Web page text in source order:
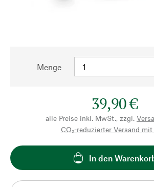
Menge
39,90 €
alle Preise inkl. MwSt., zzgl.
CO₂-reduzierter Versand mit
In den